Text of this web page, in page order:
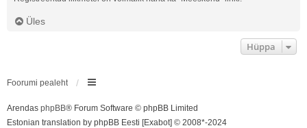
Üles
Hüppa
Foorumi pealeht
Arendas phpBB® Forum Software © phpBB Limited
Estonian translation by phpBB Eesti [Exabot] © 2008*-2024